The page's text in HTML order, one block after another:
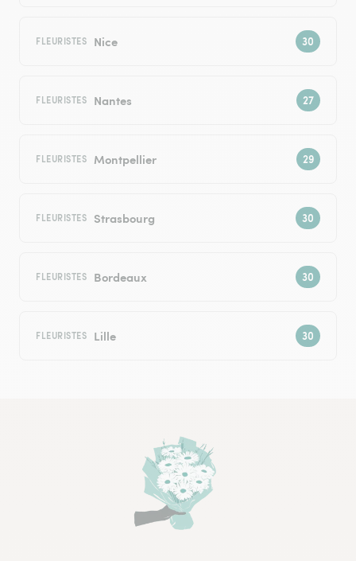
FLEURISTES Nice
FLEURISTES Nantes
FLEURISTES Montpellier
FLEURISTES Strasbourg
FLEURISTES Bordeaux
FLEURISTES Lille